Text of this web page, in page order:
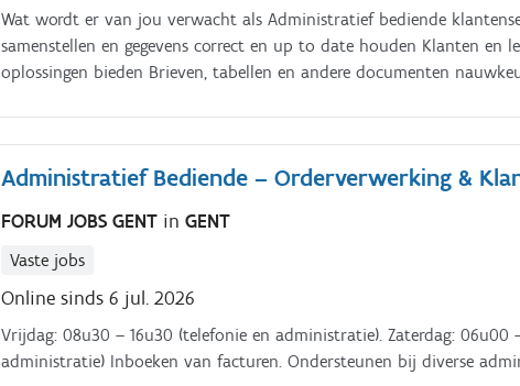
Wat wordt er van jou verwacht als Administratief bediende
samenstellen en gegevens correct en up to date houden Klanten en
oplossingen bieden Brieven, tabellen en andere documenten
kantoor.
Administratief Bediende – Orderverwerking &
FORUM JOBS GENT inGENT
Vaste jobs
Online sinds 6 jul. 2026
Vrijdag: 08u30 – 16u30 (telefonie en administratie). Zaterdag: 06u00
administratie) Inboeken van facturen. Ondersteunen bij diverse